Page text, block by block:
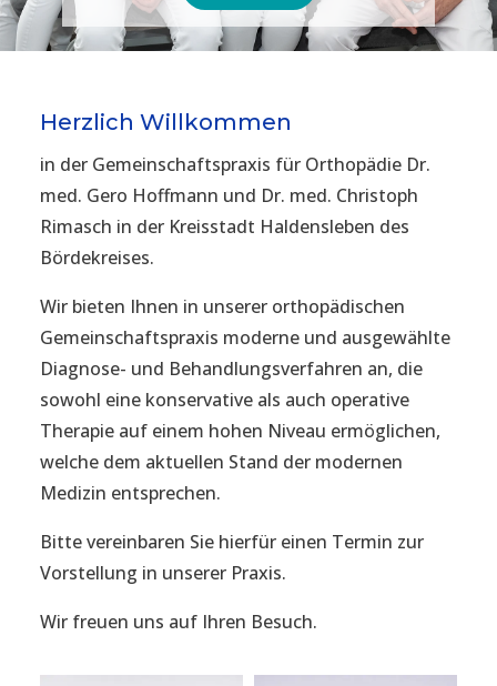
Herzlich Willkommen
in der Gemeinschaftspraxis für Orthopädie Dr.
med. Gero Hoffmann und Dr. med. Christoph
Rimasch in der Kreisstadt Haldensleben des
Bördekreises.
Wir bieten Ihnen in unserer orthopädischen
Gemeinschaftspraxis moderne und ausgewählte
Diagnose- und Behandlungsverfahren an, die
sowohl eine konservative als auch operative
Therapie auf einem hohen Niveau ermöglichen,
welche dem aktuellen Stand der modernen
Medizin entsprechen.
Bitte vereinbaren Sie hierfür einen Termin zur
Vorstellung in unserer Praxis.
Wir freuen uns auf Ihren Besuch.